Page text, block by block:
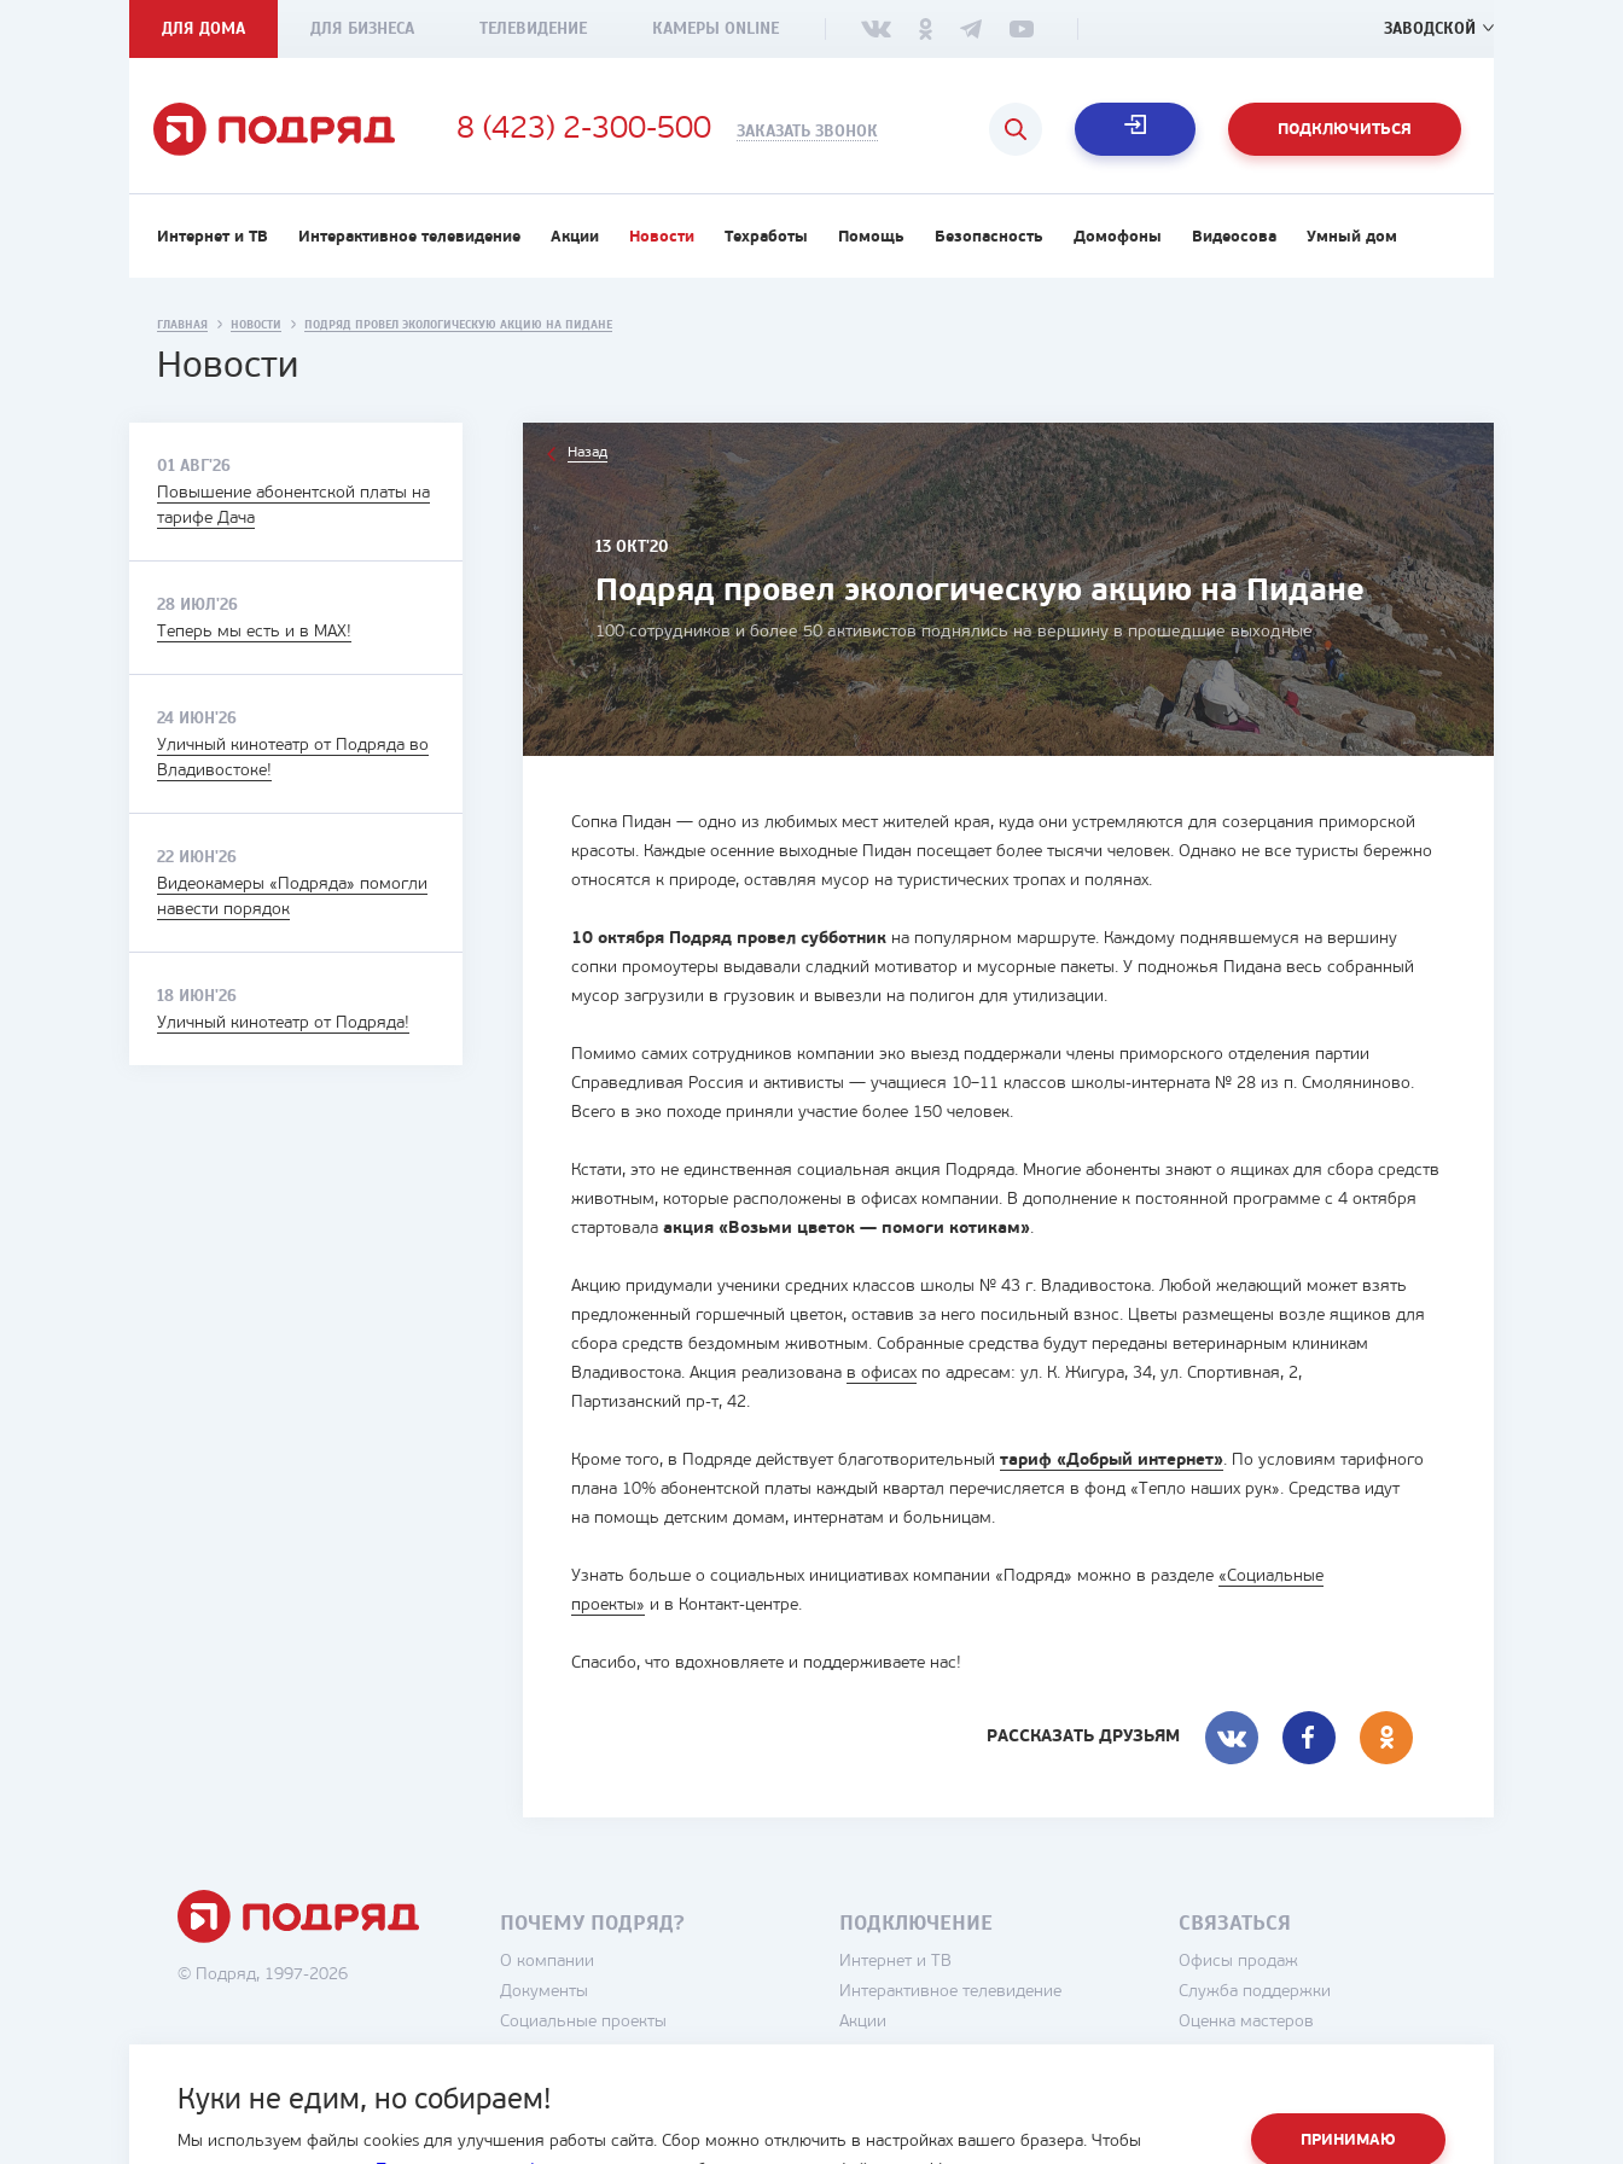
ДЛЯ ДОМА ДЛЯ БИЗНЕСА ТЕЛЕВИДЕНИЕ КАМЕРЫ ONLINE ЗАВОДСКОЙ
8 (423) 2-300-500 ЗАКАЗАТЬ ЗВОНОК ПОДКЛЮЧИТЬСЯ
Интернет и ТВ Интерактивное телевидение Акции Новости Техработы Помощь Безопасность Домофоны Видеосова Умный дом
Куки не едим, но собираем!
Мы используем файлы cookies для улучшения работы сайта. Сбор можно отключить в настройках вашего бразера. Чтобы
ПРИНИМАЮ
ГЛАВНАЯ НОВОСТИ ПОДРЯД ПРОВЕЛ ЭКОЛОГИЧЕСКУЮ АКЦИЮ НА ПИДАНЕ
Новости
01 АВГ'26
Повышение абонентской платы на
тарифе Дача
28 ИЮЛ'26
Теперь мы есть и в MAX!
24 ИЮН'26
Уличный кинотеатр от Подряда во
Владивостоке!
22 ИЮН'26
Видеокамеры «Подряда» помогли
навести порядок
18 ИЮН'26
Уличный кинотеатр от Подряда!
Назад
13 ОКТ'20
Подряд провел экологическую акцию на Пидане
100 сотрудников и более 50 активистов поднялись на вершину в прошедшие выходные
Сопка Пидан — одно из любимых мест жителей края, куда они устремляются для созерцания приморской
красоты. Каждые осенние выходные Пидан посещает более тысячи человек. Однако не все туристы бережно
относятся к природе, оставляя мусор на туристических тропах и полянах.
10 октября Подряд провел субботник на популярном маршруте. Каждому поднявшемуся на вершину
сопки промоутеры выдавали сладкий мотиватор и мусорные пакеты. У подножья Пидана весь собранный
мусор загрузили в грузовик и вывезли на полигон для утилизации.
Помимо самих сотрудников компании эко выезд поддержали члены приморского отделения партии
Справедливая Россия и активисты — учащиеся 10–11 классов школы-интерната № 28 из п. Смоляниново.
Всего в эко походе приняли участие более 150 человек.
Кстати, это не единственная социальная акция Подряда. Многие абоненты знают о ящиках для сбора средств
животным, которые расположены в офисах компании. В дополнение к постоянной программе с 4 октября
стартовала акция «Возьми цветок — помоги котикам».
Акцию придумали ученики средних классов школы № 43 г. Владивостока. Любой желающий может взять
предложенный горшечный цветок, оставив за него посильный взнос. Цветы размещены возле ящиков для
сбора средств бездомным животным. Собранные средства будут переданы ветеринарным клиникам
Владивостока. Акция реализована в офисах по адресам: ул. К. Жигура, 34, ул. Спортивная, 2,
Партизанский пр-т, 42.
Кроме того, в Подряде действует благотворительный тариф «Добрый интернет». По условиям тарифного
плана 10% абонентской платы каждый квартал перечисляется в фонд «Тепло наших рук». Средства идут
на помощь детским домам, интернатам и больницам.
Узнать больше о социальных инициативах компании «Подряд» можно в разделе «Социальные
проекты» и в Контакт-центре.
Спасибо, что вдохновляете и поддерживаете нас!
РАССКАЗАТЬ ДРУЗЬЯМ
© Подряд, 1997-2026
ПОЧЕМУ ПОДРЯД?
О компании
Документы
Социальные проекты
Пользовательское соглашение
Блог
ПОДКЛЮЧЕНИЕ
Интернет и ТВ
Интерактивное телевидение
Акции
Умный дом
СВЯЗАТЬСЯ
Офисы продаж
Служба поддержки
Оценка мастеров